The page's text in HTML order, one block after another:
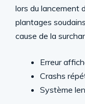
lors du lancement
plantages
cause de la
Erreur
Crashs
Système